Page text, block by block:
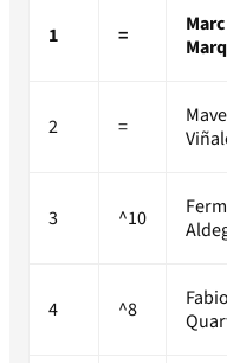
1 =
Marc
2 =
3 ^10
4 ^8
Fabio